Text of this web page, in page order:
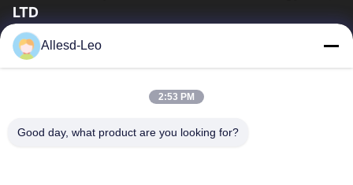
LTD
16years ervaring, als belangrijke fabrikant en exporteur van
ESD & Cleanroom producten, bieden wij een volledige lijn van
Huis
Producten
Allesd-Leo
2:53 PM
Good day, what product are you looking for?